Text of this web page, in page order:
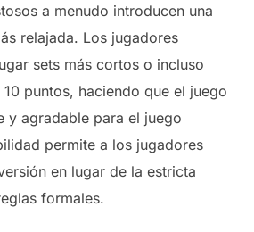
a menudo introducen una
relajada. Los jugadores
sets más cortos o incluso
puntos, haciendo que el juego
y agradable para el juego
permite a los jugadores
en lugar de la estricta
formales.